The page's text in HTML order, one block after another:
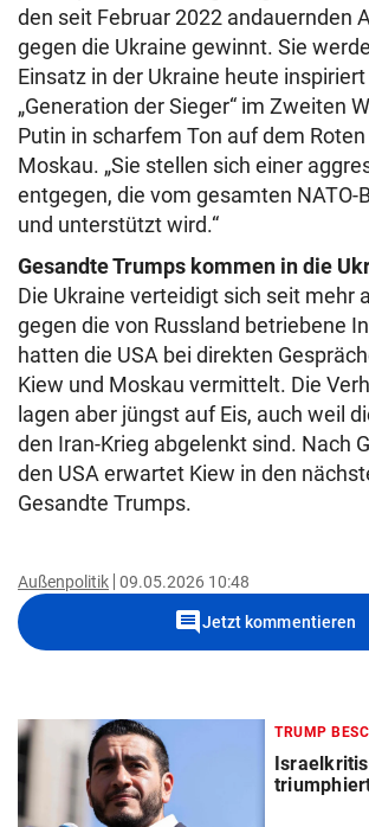
den seit Februar 2022 andauernden
gegen die Ukraine gewinnt. Sie
Einsatz in der Ukraine heute
„Generation der Sieger“ im Zweiten
Putin in scharfem Ton auf dem
Moskau. „Sie stellen sich einer
entgegen, die vom gesamten
und unterstützt wird.“
Gesandte Trumps kommen in die
Die Ukraine verteidigt sich seit mehr
gegen die von Russland betriebene
hatten die USA bei direkten
Kiew und Moskau vermittelt. Die
lagen aber jüngst auf Eis, auch weil
den Iran-Krieg abgelenkt sind. Nach
den USA erwartet Kiew in den
Gesandte Trumps.
Außenpolitik 09.05.2026 10:48
commentJetzt kommentieren
TRUMP